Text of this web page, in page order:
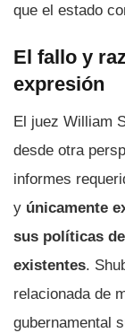
que el estado
El fallo y
expresión
El juez William
desde otra
informes
y únicamente
sus políticas
existentes.
relacionada de
gubernamental